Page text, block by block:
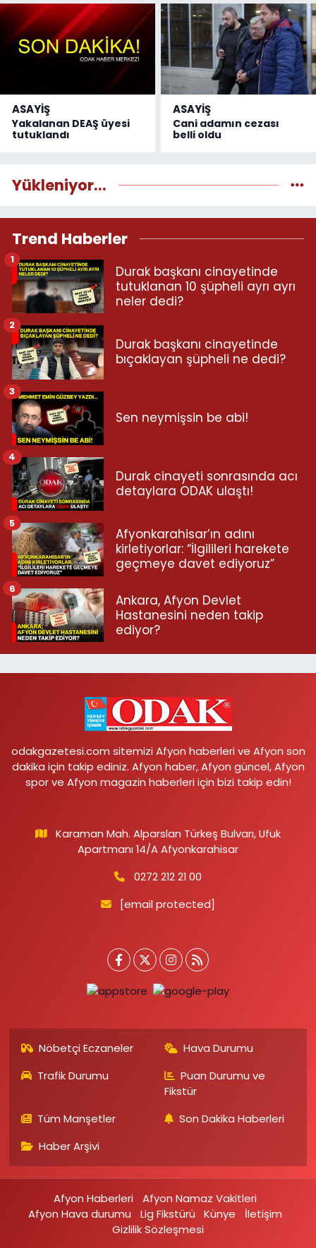
ASAYİŞ
Yakalanan DEAŞ üyesi
tutuklandı
ASAYİŞ
Cani adamın cezası
belli oldu
Yükleniyor...
Trend Haberler
Durak başkanı cinayetinde
tutuklanan 10 şüpheli ayrı ayrı
neler dedi?
1
Durak başkanı cinayetinde
bıçaklayan şüpheli ne dedi?
2
Sen neymişsin be abi!
3
Durak cinayeti sonrasında acı
detaylara ODAK ulaştı!
4
Afyonkarahisar’ın adını
kirletiyorlar: “İlgilileri harekete
geçmeye davet ediyoruz”
5
Ankara, Afyon Devlet
Hastanesini neden takip
ediyor?
6
odakgazetesi.com sitemizi Afyon haberleri ve Afyon son
dakika için takip ediniz. Afyon haber, Afyon güncel, Afyon
spor ve Afyon magazin haberleri için bizi takip edin!
Karaman Mah. Alparslan Türkeş Bulvarı, Ufuk
Apartmanı 14/A Afyonkarahisar
0272 212 21 00
[email protected]
Nöbetçi Eczaneler
Hava Durumu
Trafik Durumu
Puan Durumu ve
Fikstür
Tüm Manşetler
Son Dakika Haberleri
Haber Arşivi
Afyon Haberleri
Afyon Namaz Vakitleri
Afyon Hava durumu
Lig Fikstürü Künye
İletişim
Gizlilik Sözleşmesi